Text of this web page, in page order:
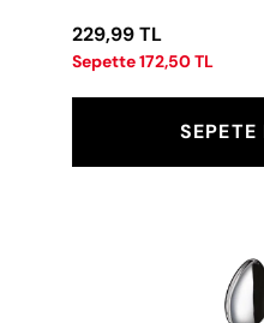
229,99 TL
Sepette 172,50 TL
SEPETE